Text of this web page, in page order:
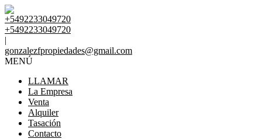
+5492233049720
+5492233049720
|
gonzalezfpropiedades@gmail.com
MENÚ
LLAMAR
La Empresa
Venta
Alquiler
Tasación
Contacto